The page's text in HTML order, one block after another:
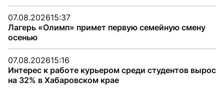
07.08.202615:37
Лагерь «Олимп» примет первую семейную смену
осенью
07.08.202615:16
Интерес к работе курьером среди студентов вырос
на 32% в Хабаровском крае